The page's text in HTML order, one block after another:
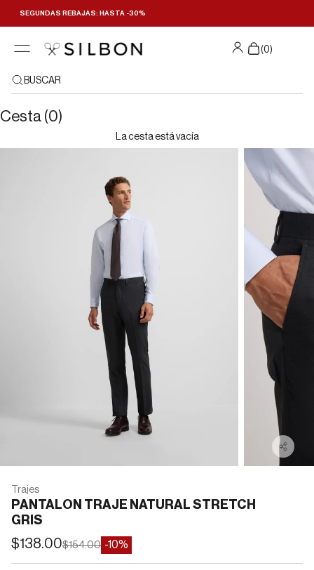
SEGUNDAS REBAJAS: HASTA -30%
(0)
BUSCAR
Cesta (0)
La cesta está vacía
Trajes
PANTALON TRAJE NATURAL STRETCH
GRIS
Precio de oferta
$138.00Precio normal
$154.00 -10%